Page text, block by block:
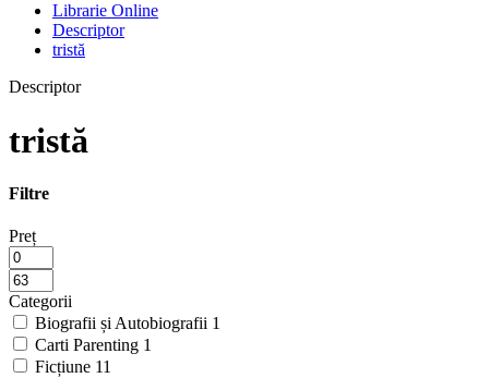
Librarie Online
Descriptor
tristă
Descriptor
tristă
Filtre
Preț
Categorii
Biografii și Autobiografii 1
Carti Parenting 1
Ficțiune 11